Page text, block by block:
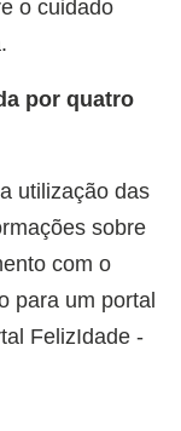
o cuidado
por quatro
utilização das
sobre
com o
para um portal
FelizIdade -